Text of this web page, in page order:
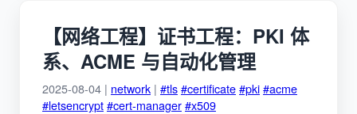
【网络工程】证书工程：PKI 体
系、ACME 与自动化管理
2025-08-04 | network | #tls#certificate#pki#acme
#letsencrypt#cert-manager#x509